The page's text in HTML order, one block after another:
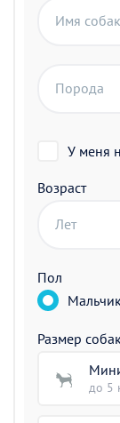
Имя
Порода
У меня
Возраст
Лет
Пол
Размер
до 5